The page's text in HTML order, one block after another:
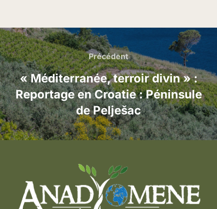
Navigation
de
l’article
Précédent
Précédent
« Méditerranée, terroir divin » :
Reportage en Croatie : Péninsule
de Pelješac